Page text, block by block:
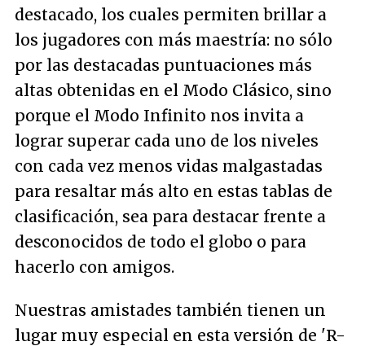
destacado, los cuales permiten brillar a
los jugadores con más maestría: no sólo
por las destacadas puntuaciones más
altas obtenidas en el Modo Clásico, sino
porque el Modo Infinito nos invita a
lograr superar cada uno de los niveles
con cada vez menos vidas malgastadas
para resaltar más alto en estas tablas de
clasificación, sea para destacar frente a
desconocidos de todo el globo o para
hacerlo con amigos.
Nuestras amistades también tienen un
lugar muy especial en esta versión de 'R-